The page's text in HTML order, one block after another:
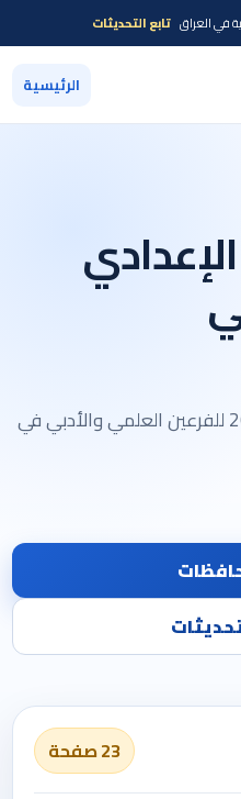
في العراق تابع التحديثات
الرئيسية
تابع نتائج السادس الإعدادي 2026 للفرعين العلمي والأدبي في
23 صفحة